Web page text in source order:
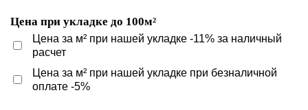
Цена при укладке до 100м²
Цена за м² при нашей укладке -11% за наличный
расчет
Цена за м² при нашей укладке при безналичной
оплате -5%